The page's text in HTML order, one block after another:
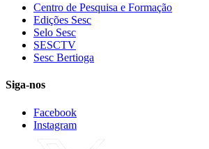
Centro de Pesquisa e Formação
Edições Sesc
Selo Sesc
SESCTV
Sesc Bertioga
Siga-nos
Facebook
Instagram